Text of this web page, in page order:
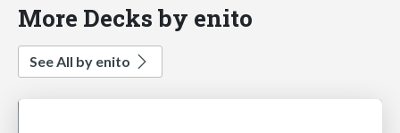
More Decks by enito
See All by enito